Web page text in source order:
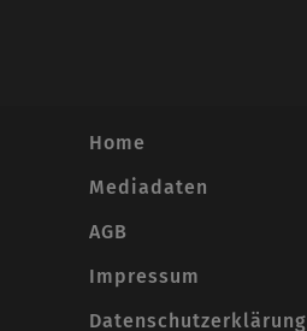
Home
Mediadaten
AGB
Impressum
Datenschutzerklärung